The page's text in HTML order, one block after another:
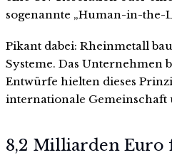
sogenannte „Human-in-the-
Pikant dabei: Rheinmetall
Systeme. Das Unternehmen
Entwürfe hielten dieses
internationale Gemeinschaft
8,2 Milliarden Euro